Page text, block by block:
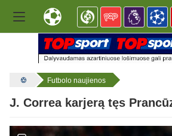
Futbolo naujienos
J. Correa karjerą tęs